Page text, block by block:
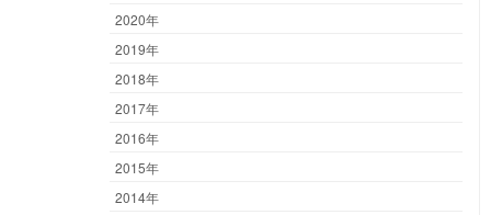
2020年
2019年
2018年
2017年
2016年
2015年
2014年